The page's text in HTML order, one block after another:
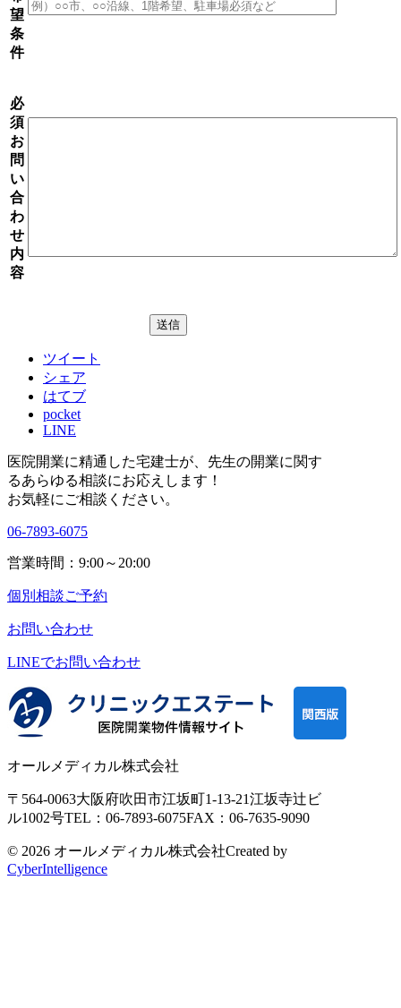
望
条
件
必
須
お
問
い
合
わ
せ
内
容
ツイート
シェア
はてブ
pocket
LINE
医院開業に精通した宅建士が、 先生の開業に関す
るあらゆる相談にお応えします！
お気軽にご相談ください。
06-7893-6075
営業時間：9:00～20:00
個別相談ご予約
お問い合わせ
LINEでお問い合わせ
オールメディカル株式会社
〒564-0063大阪府吹田市江坂町1-13-21江坂寺辻ビ
ル1002号TEL：06-7893-6075FAX：06-7635-9090
© 2026 オールメディカル株式会社Created by
CyberIntelligence